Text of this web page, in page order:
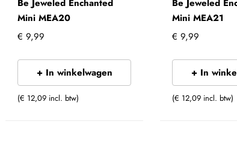
Be Jeweled Enchanted
Mini MEA20
€ 9,99
+ In winkelwagen
(€ 12,09 incl. btw)
Be Jeweled
Mini MEA21
€ 9,99
+ In
(€ 12,09 incl. btw)